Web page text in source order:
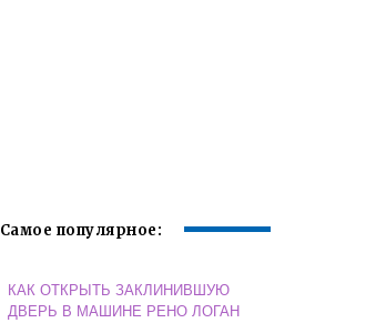
Самое популярное:
КАК ОТКРЫТЬ ЗАКЛИНИВШУЮ
ДВЕРЬ В МАШИНЕ РЕНО ЛОГАН